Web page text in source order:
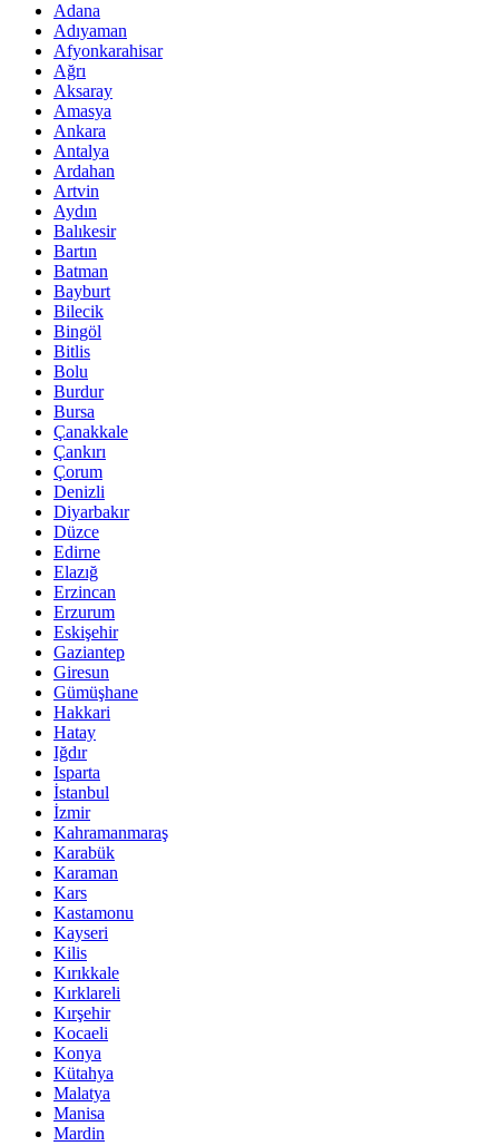
Adana
Adıyaman
Afyonkarahisar
Ağrı
Aksaray
Amasya
Ankara
Antalya
Ardahan
Artvin
Aydın
Balıkesir
Bartın
Batman
Bayburt
Bilecik
Bingöl
Bitlis
Bolu
Burdur
Bursa
Çanakkale
Çankırı
Çorum
Denizli
Diyarbakır
Düzce
Edirne
Elazığ
Erzincan
Erzurum
Eskişehir
Gaziantep
Giresun
Gümüşhane
Hakkari
Hatay
Iğdır
Isparta
İstanbul
İzmir
Kahramanmaraş
Karabük
Karaman
Kars
Kastamonu
Kayseri
Kilis
Kırıkkale
Kırklareli
Kırşehir
Kocaeli
Konya
Kütahya
Malatya
Manisa
Mardin